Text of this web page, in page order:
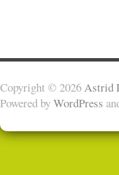
Copyright © 2026Astrid
Powered byWordPress